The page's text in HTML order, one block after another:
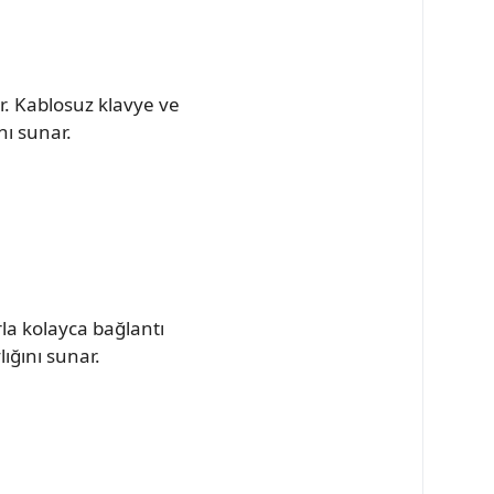
Kablosuz klavye ve
sunar.
kolayca bağlantı
sunar.